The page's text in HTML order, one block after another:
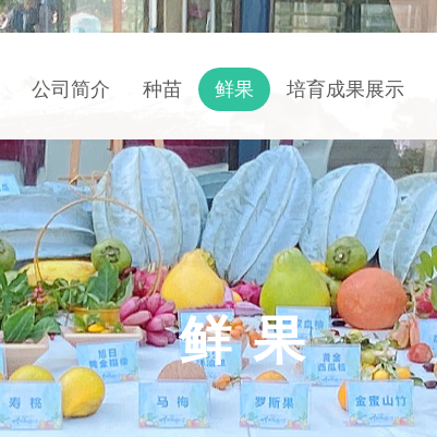
培育成果展示
鲜果
种苗
公司简介
鲜 果